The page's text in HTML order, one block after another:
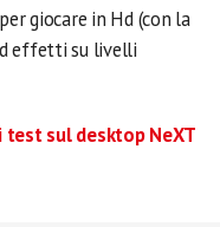
giocare in Hd (con la
effetti su livelli
sul desktop NeXT